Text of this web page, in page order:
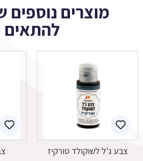
מוצרים נוספים
להתאים
צבע ג'ל לשוקולד טורקיז